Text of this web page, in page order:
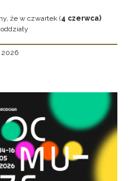
że w czwartek (4 czerwca)
2026